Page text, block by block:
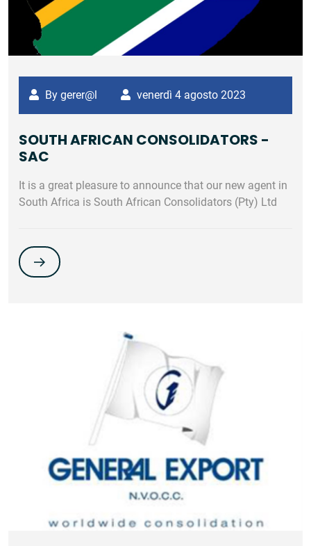
By gerer@l venerdì 4 agosto 2023
SOUTH AFRICAN CONSOLIDATORS -
SAC
It is a great pleasure to announce that our new agent in
South Africa is South African Consolidators (Pty) Ltd